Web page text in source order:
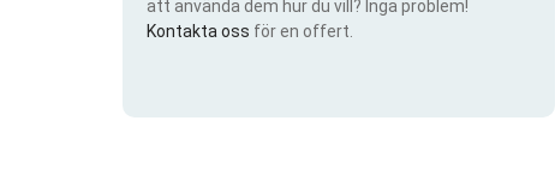
att använda dem hur du vill? Inga problem!
Kontakta oss för en offert.